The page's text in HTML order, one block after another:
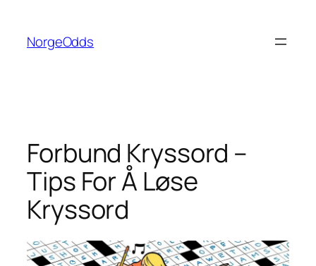
innhold
NorgeOdds
Forbund Kryssord –
Tips For Å Løse
Kryssord